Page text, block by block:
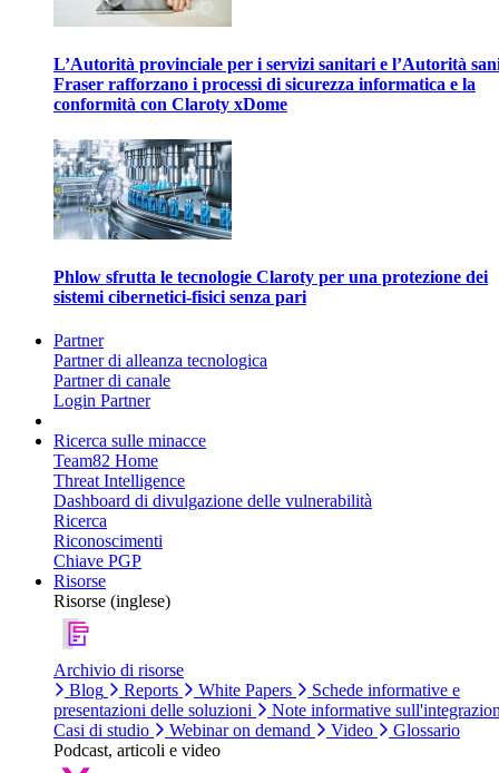
L’Autorità provinciale per i servizi sanitari e l’Autorità
Fraser rafforzano i processi di sicurezza informatica e la
conformità con Claroty xDome
Phlow sfrutta le tecnologie Claroty per una protezione dei
sistemi cibernetici-fisici senza pari
Partner
Partner di alleanza tecnologica
Partner di canale
Login Partner
Ricerca sulle minacce
Team82 Home
Threat Intelligence
Dashboard di divulgazione delle vulnerabilità
Ricerca
Riconoscimenti
Chiave PGP
Risorse
Risorse (inglese)
Archivio di risorse
Blog
Reports White Papers
Schede informative e
presentazioni delle soluzioni
Note informative
Casi di studio
Webinar on demand Video
Glossario
Podcast, articoli e video